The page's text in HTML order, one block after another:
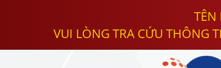
TÊN
VUI LÒNG TRA CỨU THÔNG